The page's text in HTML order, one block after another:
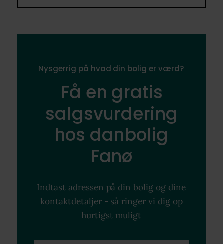
Nysgerrig på hvad din bolig er værd?
Få en gratis
salgsvurdering
hos danbolig
Fanø
Indtast adressen på din bolig og dine
kontaktdetaljer - så ringer vi dig op
hurtigst muligt